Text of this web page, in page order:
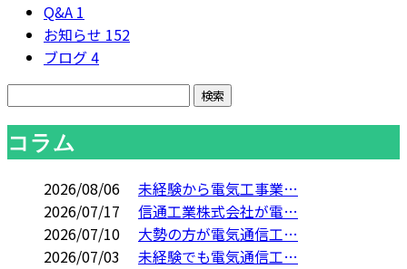
Q&A 1
お知らせ 152
ブログ4
コラム
2026/08/06
未経験から電気工事業…
2026/07/17
信通工業株式会社が電…
2026/07/10
大勢の方が電気通信工…
2026/07/03
未経験でも電気通信工…